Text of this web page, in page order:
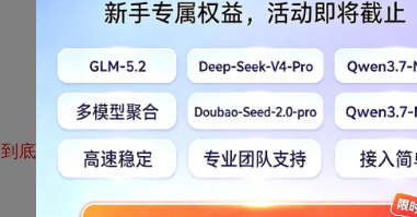
到底咋回事啊，投诉了几天了也木个反映